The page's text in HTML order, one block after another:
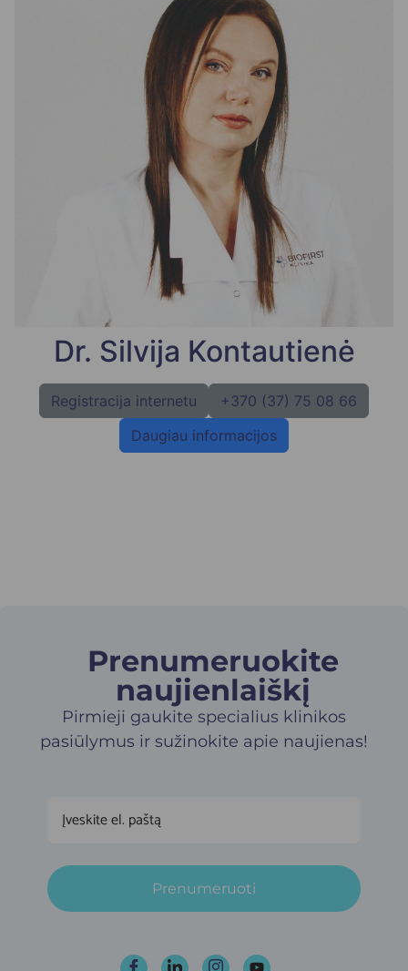
Dr. Silvija Kontautienė
Registracija internetu
+370 (37) 75 08 66
Daugiau informacijos
Prenumeruokite
naujienlaiškį​
Pirmieji gaukite specialius klinikos
pasiūlymus ir sužinokite apie naujienas!
Prenumeruoti